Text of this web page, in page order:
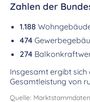
Zahlen der
1.188
474
274
Insgesamt ergibt
Gesamtleistung von
Quelle: